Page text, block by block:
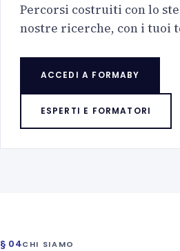
Percorsi costruiti con lo
nostre ricerche, con i tuoi
ACCEDI A FORMABY
ESPERTI E FORMATORI
§ 04CHI SIAMO